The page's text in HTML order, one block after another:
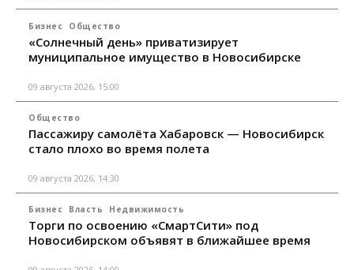
Бизнес Общество
«Солнечный день» приватизирует
муниципальное имущество в Новосибирске
09 августа 2026, 15:00
Общество
Пассажиру самолёта Хабаровск — Новосибирск
стало плохо во время полета
09 августа 2026, 14:30
Бизнес Власть Недвижимость
Торги по освоению «СмартСити» под
Новосибирском объявят в ближайшее время